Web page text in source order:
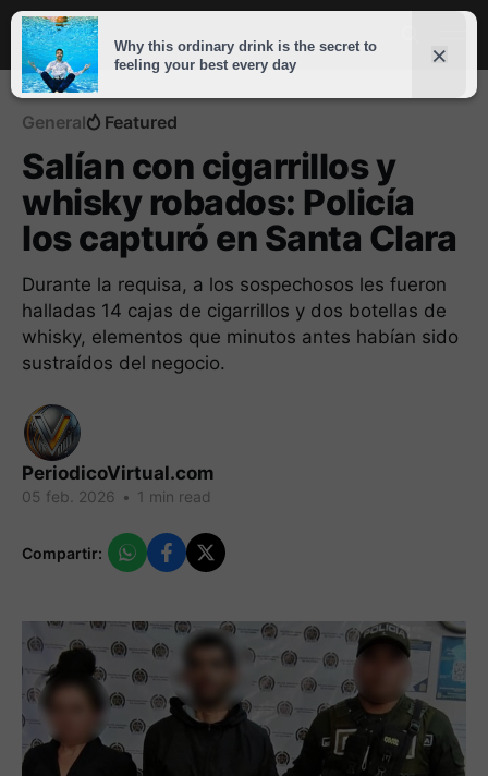
General Featured
Salían con cigarrillos y
whisky robados: Policía
los capturó en Santa Clara
Durante la requisa, a los sospechosos les fueron
halladas 14 cajas de cigarrillos y dos botellas de
whisky, elementos que minutos antes habían sido
sustraídos del negocio.
PeriodicoVirtual.com
05 feb. 2026 • 1 min read
Compartir: